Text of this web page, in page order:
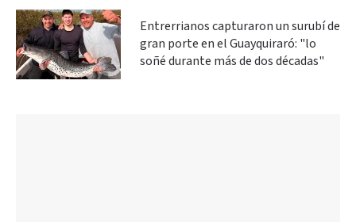
Entrerrianos capturaron un surubí de
gran porte en el Guayquiraró: "lo
soñé durante más de dos décadas"